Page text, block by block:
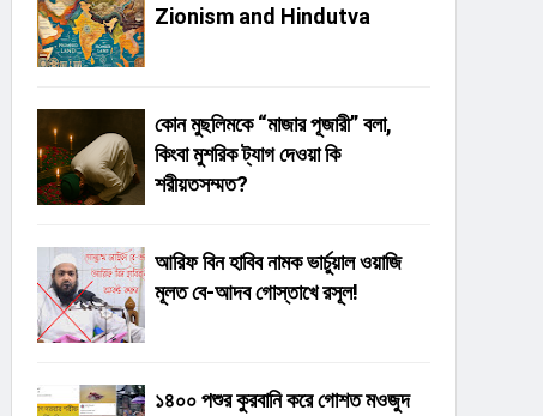
Zionism and Hindutva
কোন মুছলিমকে “মাজার পূজারী” বলা,
কিংবা মুশরিক ট্যাগ দেওয়া কি
শরীয়তসম্মত?
আরিফ বিন হাবিব নামক ভার্চুয়াল ওয়াজি
মূলত বে-আদব গোস্তাখে রসূল!
১৪০০ পশুর কুরবানি করে গোশত মওজুদ